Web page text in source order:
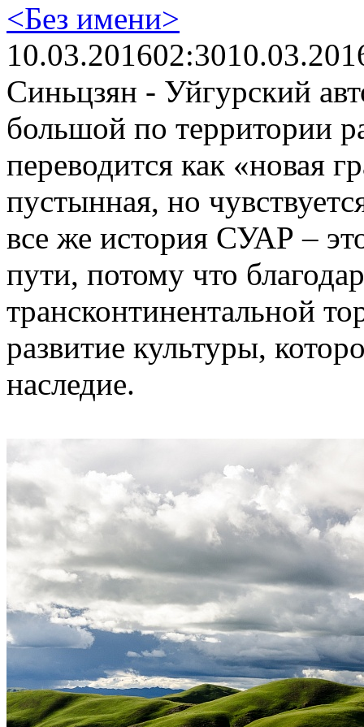
<Без имени>
10.03.201602:30
Синьцзян - Уйгурский
большой по территории
переводится как «новая
пустынная, но
все же история СУАР –
пути, потому что
трансконтинентальной
развитие культуры,
наследие.